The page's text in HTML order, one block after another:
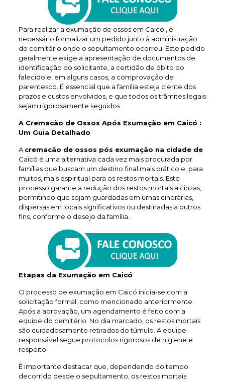
Para realizar a exumação de ossos em Caicó , é
necessário formalizar um pedido junto à administração
do cemitério onde o sepultamento ocorreu. Este pedido
geralmente exige a apresentação de documentos de
identificação do solicitante, a certidão de óbito do
falecido e, em alguns casos, a comprovação de
parentesco. É essencial que a família esteja ciente dos
prazos e custos envolvidos, e que todos os trâmites legais
sejam rigorosamente seguidos.
A Cremacão de Ossos Após Exumação em Caicó :
Um Guia Detalhado
A cremacão de ossos pós exumação na cidade de
Caicó é uma alternativa cada vez mais procurada por
famílias que buscam um destino final mais prático e, para
muitos, mais espiritual para os restos mortais. Este
processo garante a redução dos restos mortais a cinzas,
permitindo que sejam guardadas em urnas cinerárias,
dispersas em locais significativos ou destinadas a outros
fins, conforme o desejo da família.
Etapas da Exumação em Caicó
O processo de exumação em Caicó inicia-se com a
solicitação formal, como mencionado anteriormente.
Após a aprovação, um agendamento é feito com a
equipe do cemitério. No dia marcado, os restos mortais
são cuidadosamente retirados do túmulo. A equipe
responsável segue protocolos rigorosos de higiene e
respeito.
É importante destacar que, dependendo do tempo
decorrido desde o sepultamento, os restos mortais